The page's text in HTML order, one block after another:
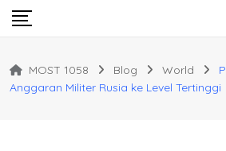
Skip
MOST 1058 Blog World
Anggaran Militer Rusia ke Level Tertinggi